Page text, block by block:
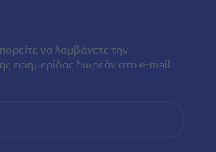
να λαμβάνετε την
εφημερίδας δωρεάν στο e-mail